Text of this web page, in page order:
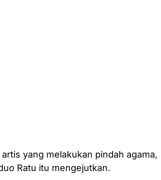
yang melakukan pindah agama,
Ratu itu mengejutkan.